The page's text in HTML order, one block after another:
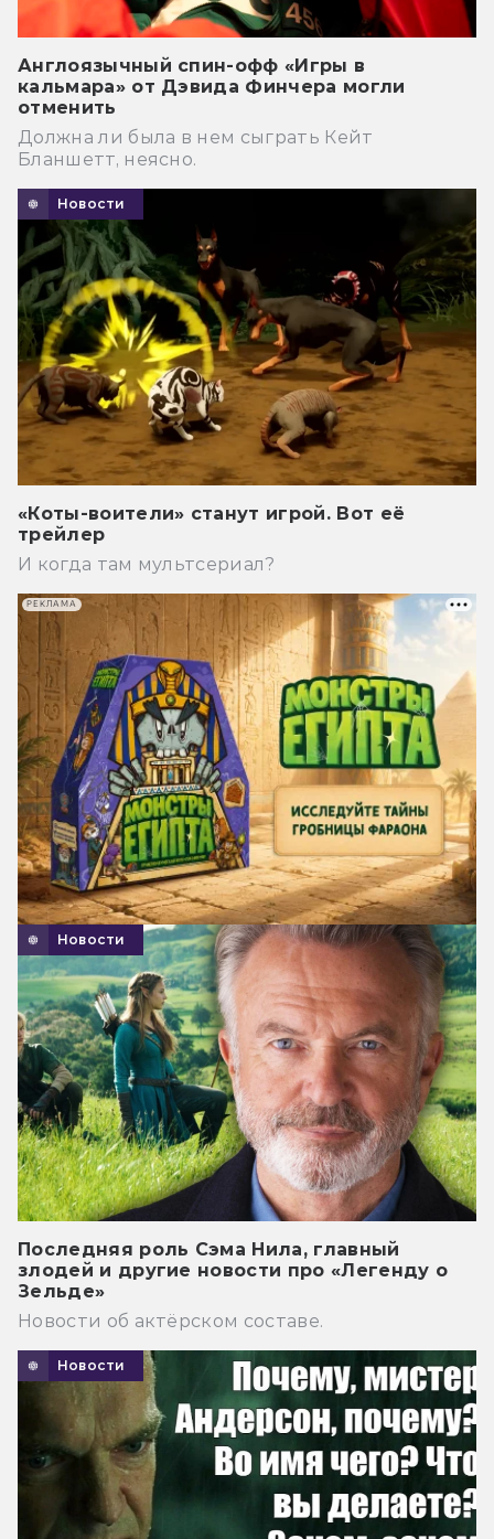
Англоязычный спин-офф «Игры в
кальмара» от Дэвида Финчера могли
отменить
Должна ли была в нем сыграть Кейт
Бланшетт, неясно.
Новости
«Коты-воители» станут игрой. Вот её
трейлер
И когда там мультсериал?
Новости
Последняя роль Сэма Нила, главный
злодей и другие новости про «Легенду о
Зельде»
Новости об актёрском составе.
Новости
РЕКЛАМА